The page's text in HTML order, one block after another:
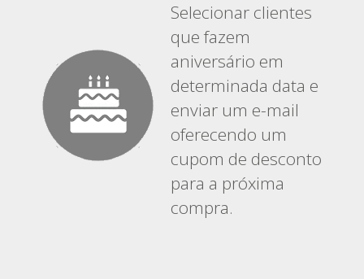
Selecionar clientes
que fazem
aniversário em
determinada data e
enviar um e-mail
oferecendo um
cupom de desconto
para a próxima
compra.